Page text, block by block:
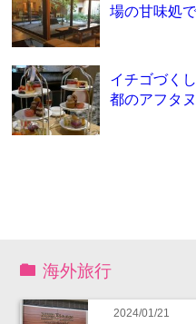
場の甘味処
イチゴづく
都のアフタ
海外旅行
2024/01/21